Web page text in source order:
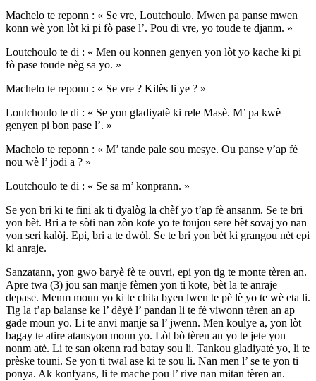
Machelo te reponn : « Se vre, Loutchoulo. Mwen pa panse mwen
konn wè yon lòt ki pi fò pase l’. Pou di vre, yo toude te djanm. »
Loutchoulo te di : « Men ou konnen genyen yon lòt yo kache ki pi
fò pase toude nèg sa yo. »
Machelo te reponn : « Se vre ? Kilès li ye ? »
Loutchoulo te di : « Se yon gladiyatè ki rele Masè. M’ pa kwè
genyen pi bon pase l’. »
Machelo te reponn : « M’ tande pale sou mesye. Ou panse y’ap fè
nou wè l’ jodi a ? »
Loutchoulo te di : « Se sa m’ konprann. »
Se yon bri ki te fini ak ti dyalòg la chèf yo t’ap fè ansanm. Se te bri
yon bèt. Bri a te sòti nan zòn kote yo te toujou sere bèt sovaj yo nan
yon seri kalòj. Epi, bri a te dwòl. Se te bri yon bèt ki grangou nèt epi
ki anraje.
Sanzatann, yon gwo baryè fè te ouvri, epi yon tig te monte tèren an.
Apre twa (3) jou san manje fèmen yon ti kote, bèt la te anraje
depase. Menm moun yo ki te chita byen lwen te pè lè yo te wè eta li.
Tig la t’ap balanse ke l’ dèyè l’ pandan li te fè viwonn tèren an ap
gade moun yo. Li te anvi manje sa l’ jwenn. Men koulye a, yon lòt
bagay te atire atansyon moun yo. Lòt bò tèren an yo te jete yon
nonm atè. Li te san okenn rad batay sou li. Tankou gladiyatè yo, li te
prèske touni. Se yon ti twal ase ki te sou li. Nan men l’ se te yon ti
ponya. Ak konfyans, li te mache pou l’ rive nan mitan tèren an.